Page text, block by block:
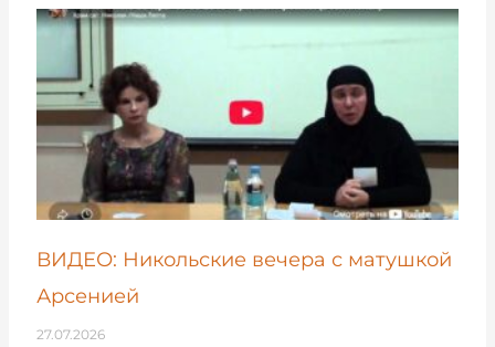
ВИДЕО: Никольские вечера с матушкой
Арсенией
27.07.2026